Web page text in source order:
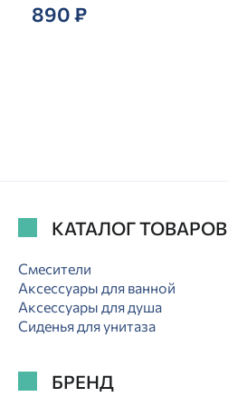
890 ₽
КАТАЛОГ ТОВАРОВ
Смесители
Аксессуары для ванной
Аксессуары для душа
Сиденья для унитаза
БРЕНД